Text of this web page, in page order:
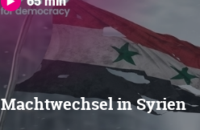
Machtwechsel in Syrien